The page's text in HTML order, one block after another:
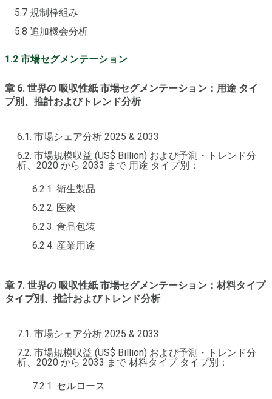
5.7 規制枠組み
5.8 追加機会分析
1.2 市場セグメンテーション
章 6. 世界の 吸収性紙 市場セグメンテーション：用途 タイ
プ別、推計およびトレンド分析
6.1. 市場シェア分析 2025 & 2033
6.2. 市場規模収益 (US$ Billion) および予測・トレンド分
析、2020 から 2033 まで 用途 タイプ別：
6.2.1. 衛生製品
6.2.2. 医療
6.2.3. 食品包装
6.2.4. 産業用途
章 7. 世界の 吸収性紙 市場セグメンテーション：材料タイプ
タイプ別、推計およびトレンド分析
7.1. 市場シェア分析 2025 & 2033
7.2. 市場規模収益 (US$ Billion) および予測・トレンド分
析、2020 から 2033 まで 材料タイプ タイプ別：
7.2.1. セルロース